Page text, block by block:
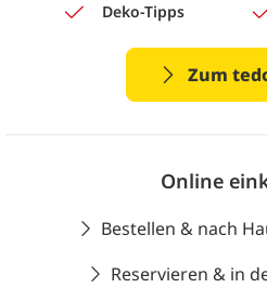
Deko-Tipps
Zum
Online
Bestellen & nach
Reservieren & in